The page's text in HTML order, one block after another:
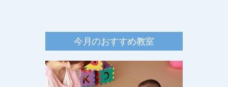
今月のおすすめ教室